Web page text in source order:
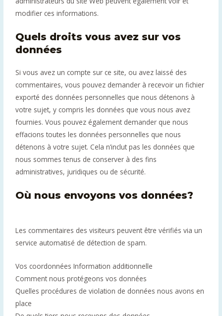
modifier ces informations.
Quels droits vous avez sur vos
données
Si vous avez un compte sur ce site, ou avez laissé des
commentaires, vous pouvez demander à recevoir un fichier
exporté des données personnelles que nous détenons à
votre sujet, y compris les données que vous nous avez
fournies. Vous pouvez également demander que nous
effacions toutes les données personnelles que nous
détenons à votre sujet. Cela n’inclut pas les données que
nous sommes tenus de conserver à des fins
administratives, juridiques ou de sécurité.
Où nous envoyons vos données?
Les commentaires des visiteurs peuvent être vérifiés via un
service automatisé de détection de spam.
Vos coordonnées Information additionnelle
Comment nous protégeons vos données
Quelles procédures de violation de données nous avons en
place